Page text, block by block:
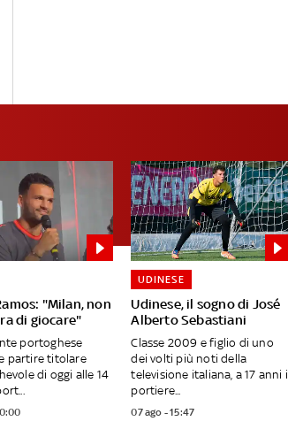
"Milan, non
di giocare"
portoghese
partire titolare
di oggi alle 14
Udinese, il sogno di José
Alberto Sebastiani
UDINESE
Classe 2009 e figlio di uno
dei volti più noti della
televisione italiana, a 17 anni il
portiere...
07 ago - 15:47